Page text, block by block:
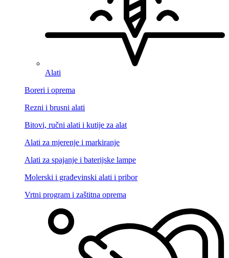
Alati
Boreri i oprema
Rezni i brusni alati
Bitovi, ručni alati i kutije za alat
Alati za mjerenje i markiranje
Alati za spajanje i baterijske lampe
Molerski i građevinski alati i pribor
Vrtni program i zaštitna oprema